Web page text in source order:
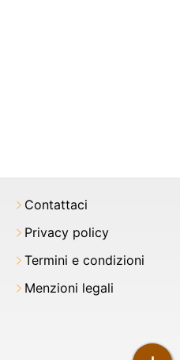
Contattaci
Privacy policy
Termini e condizioni
Menzioni legali